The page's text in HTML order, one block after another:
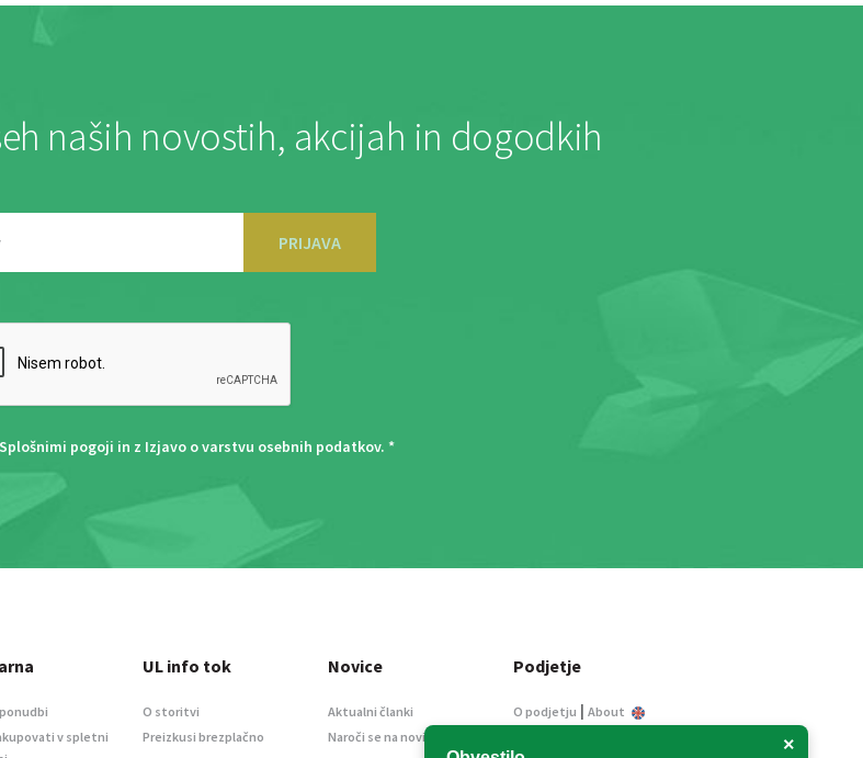
naših novostih, akcijah in dogodkih
PRIJAVA
Splošnimi pogoji in z Izjavo o varstvu osebnih podatkov. *
×
v spletni
UL info tok
O storitvi
Preizkusi brezplačno
Novice
Aktualni članki
Naroči se na novice
Podjetje
O podjetju | About